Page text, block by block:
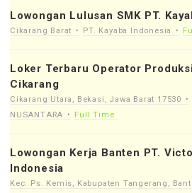
Lowongan Lulusan SMK PT.
Cikarang Barat PT. Kayaba Indonesia
Loker Terbaru Operator
Cikarang
Cikarang Utara, Bekasi, Jawa Barat 17530
NUSANTARA
Full Time
Lowongan Kerja Banten PT.
Indonesia
Kec. Ps. Kemis, Kabupaten Tangerang,